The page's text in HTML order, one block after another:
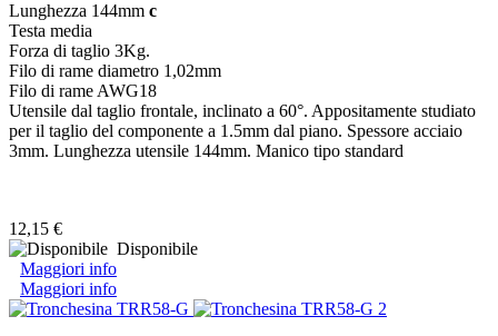
Lunghezza 144mm c
Testa media
Forza di taglio 3Kg.
Filo di rame diametro 1,02mm
Filo di rame AWG18
Utensile dal taglio frontale, inclinato a 60°. Appositamente studiato
per il taglio del componente a 1.5mm dal piano. Spessore acciaio
3mm. Lunghezza utensile 144mm. Manico tipo standard
12,15 €
Disponibile
Maggiori info
Maggiori info